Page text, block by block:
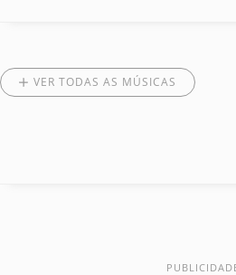
VER TODAS AS MÚSICAS